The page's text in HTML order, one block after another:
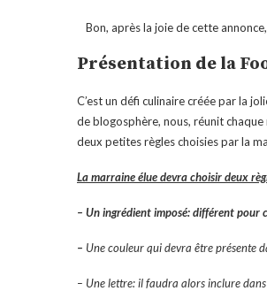
Bon, après la joie de cette
Présentation de la
C’est un défi culinaire créée par la
de blogosphère, nous, réunit
deux petites règles choisies par la
La marraine élue devrachoisir deux
– Un ingrédient imposé: différent pour
– Une couleur qui devra être présente
– Une lettre: il faudra alors inclure